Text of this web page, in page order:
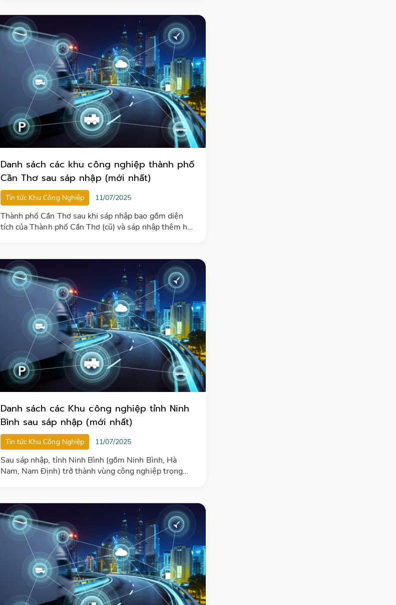
Danh sách các khu công nghiệp thành phố
Cần Thơ sau sáp nhập (mới nhất)
Tin tức Khu Công Nghiệp 11/07/2025
Thành phố Cần Thơ sau khi sáp nhập bao gồm diện
tích của Thành phố Cần Thơ (cũ) và sáp nhập thêm hai
Danh sách các Khu công nghiệp tỉnh Ninh
Bình sau sáp nhập (mới nhất)
Tin tức Khu Công Nghiệp 11/07/2025
Sau sáp nhập, tỉnh Ninh Bình (gồm Ninh Bình, Hà
Nam, Nam Định) trở thành vùng công nghiệp trọng
vững, thu hút mạnh đầu tư trong và ngoài nước.